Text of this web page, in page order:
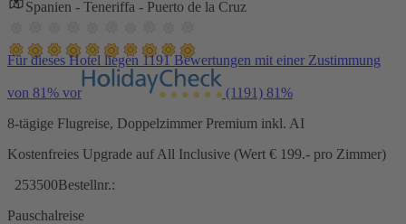
Spanien - Teneriffa - Puerto de la Cruz
Für dieses Hotel liegen 1191 Bewertungen mit einer Zustimmung
von 81% vor (1191) 81%
8-tägige Flugreise, Doppelzimmer Premium inkl. AI
Kostenfreies Upgrade auf All Inclusive (Wert € 199.- pro Zimmer)
253500Bestellnr.:
Pauschalreise